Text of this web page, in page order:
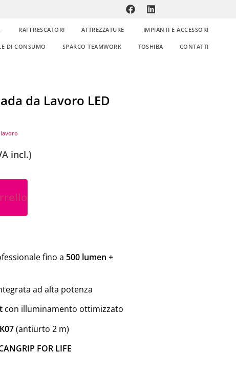
RAFFRESCATORI ATTREZZATURE IMPIANTI E ACCESSORI
DI CONSUMO SPARCO TEAMWORK TOSHIBA CONTATTI
da Lavoro LED
lavoro
incl.)
fino a 500 lumen +
ad alta potenza
con illuminamento ottimizzato
(antiurto 2 m)
FOR LIFE